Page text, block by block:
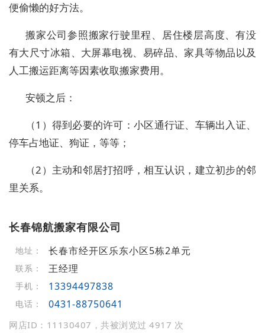
便偷懒的好方法。
搬家公司参照搬家行驶里程、居住楼层高度、有没
有大尺寸冰箱、大屏幕电视、易碎品、家具等物品以及
人工搬运距离等因素收取搬家费用。
安顿之后：
（1）得到必要的许可：小区通行证、车辆出入证、
停车占地证、狗证，等等；
（2）主动和邻居打招呼，相互认识，建立初步的邻
里关系。
长春锦航搬家有限公司
地址： 长春市经开区乐东小区5栋2单元
联系： 王经理
手机： 13394497838
电话： 0431-88750641
网店ID：11130407，共被浏览过 4917 次